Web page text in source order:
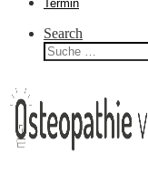
Termin
Search
Suche